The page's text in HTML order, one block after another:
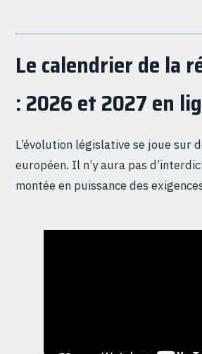
Le calendrier de la
: 2026 et 2027 en
L’évolution législative se joue sur
européen. Il n’y aura pas
montée en puissance des